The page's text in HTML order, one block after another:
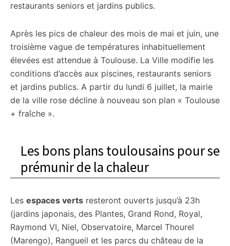
restaurants seniors et jardins publics.
Après les pics de chaleur des mois de mai et juin, une
troisième vague de températures inhabituellement
élevées est attendue à Toulouse. La Ville modifie les
conditions d’accès aux piscines, restaurants seniors
et jardins publics. A partir du lundi 6 juillet, la mairie
de la ville rose décline à nouveau son plan « Toulouse
+ fraîche ».
Les bons plans toulousains pour se
prémunir de la chaleur
Les espaces verts resteront ouverts jusqu’à 23h
(jardins japonais, des Plantes, Grand Rond, Royal,
Raymond VI, Niel, Observatoire, Marcel Thourel
(Marengo), Rangueil et les parcs du château de la